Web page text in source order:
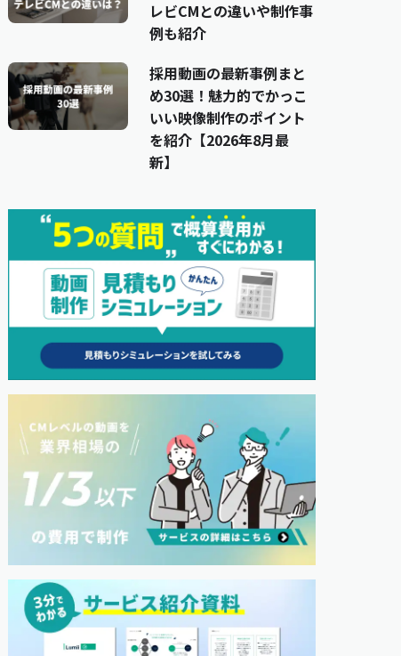
レビCMとの違いや制作事
例も紹介
採用動画の最新事例まと
め30選！魅力的でかっこ
いい映像制作のポイント
を紹介【2026年8月最
新】